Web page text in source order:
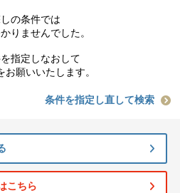
の条件では
りませんでした。
指定しなおして
お願いいたします。
条件を指定し直して検索
こちら